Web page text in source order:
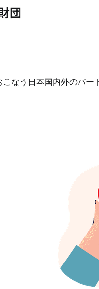
団
なう日本国内外のパー